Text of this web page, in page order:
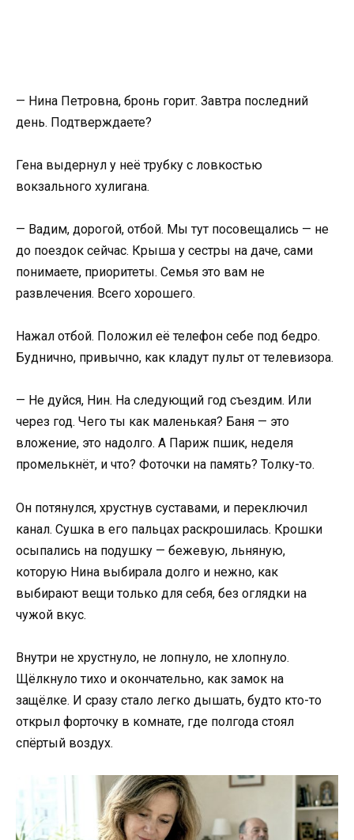
— Нина Петровна, бронь горит. Завтра последний
день. Подтверждаете?
Гена выдернул у неё трубку с ловкостью
вокзального хулигана.
— Вадим, дорогой, отбой. Мы тут посовещались — не
до поездок сейчас. Крыша у сестры на даче, сами
понимаете, приоритеты. Семья это вам не
развлечения. Всего хорошего.
Нажал отбой. Положил её телефон себе под бедро.
Буднично, привычно, как кладут пульт от телевизора.
— Не дуйся, Нин. На следующий год съездим. Или
через год. Чего ты как маленькая? Баня — это
вложение, это надолго. А Париж пшик, неделя
промелькнёт, и что? Фоточки на память? Толку-то.
Он потянулся, хрустнув суставами, и переключил
канал. Сушка в его пальцах раскрошилась. Крошки
осыпались на подушку — бежевую, льняную,
которую Нина выбирала долго и нежно, как
выбирают вещи только для себя, без оглядки на
чужой вкус.
Внутри не хрустнуло, не лопнуло, не хлопнуло.
Щёлкнуло тихо и окончательно, как замок на
защёлке. И сразу стало легко дышать, будто кто-то
открыл форточку в комнате, где полгода стоял
спёртый воздух.